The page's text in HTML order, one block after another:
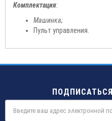
Комплектация:
Машинка;
Пульт управления.